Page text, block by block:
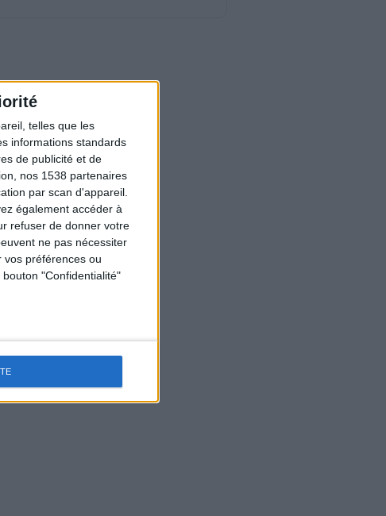
telles que les
informations standards
de publicité et de
nos 1538 partenaires
par scan d'appareil.
également accéder à
refuser de donner votre
ne pas nécessiter
vos préférences ou
"Confidentialité"